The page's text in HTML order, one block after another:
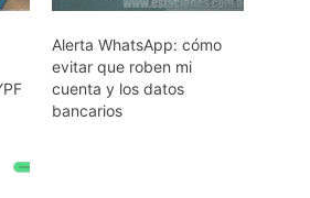
Alerta WhatsApp: cómo
evitar que roben mi
cuenta y los datos
bancarios